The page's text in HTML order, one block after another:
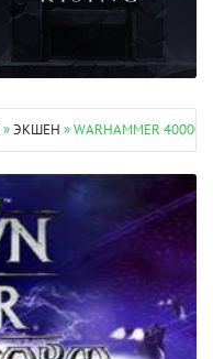
»ЭКШЕН » WARHAMMER 40000